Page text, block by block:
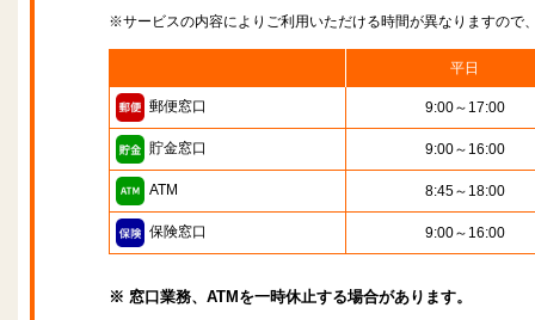
※サービスの内容によりご利用いただける時間が異なりますので
平日
郵便窓口 9:00～17:00
貯金窓口 9:00～16:00
ATM 8:45～18:00
保険窓口 9:00～16:00
※ 窓口業務、ATMを一時休止する場合があります。